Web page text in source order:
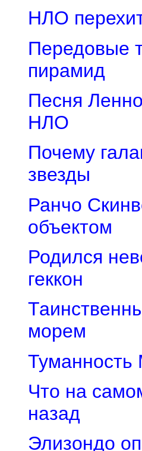
НЛО
Передовые
пирамид
Песня
НЛО
Почему
звезды
Ранчо
объектом
Родился
геккон
морем
Туманность
Что на
назад
Элизондо